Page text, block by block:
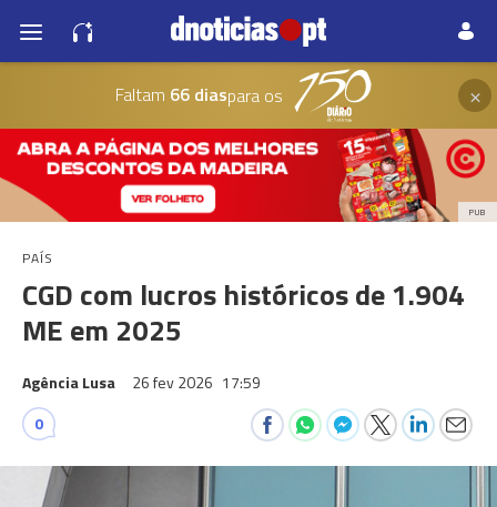
Faltam 66 diaspara os ×
PUB
PAÍS
CGD com lucros históricos de 1.904
ME em 2025
Agência Lusa 26 fev 2026 17:59
0